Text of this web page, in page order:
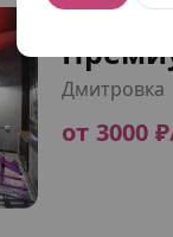
Дмитровка
от 3000